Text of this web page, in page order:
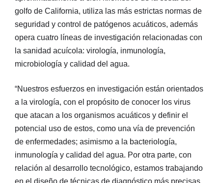
golfo de California, utiliza las más estrictas normas de
seguridad y control de patógenos acuáticos, además
opera cuatro líneas de investigación relacionadas con
la sanidad acuícola: virología, inmunología,
microbiología y calidad del agua.
“Nuestros esfuerzos en investigación están orientados
a la virología, con el propósito de conocer los virus
que atacan a los organismos acuáticos y definir el
potencial uso de estos, como una vía de prevención
de enfermedades; asimismo a la bacteriología,
inmunología y calidad del agua. Por otra parte, con
relación al desarrollo tecnológico, estamos trabajando
en el diseño de técnicas de diagnóstico más precisas